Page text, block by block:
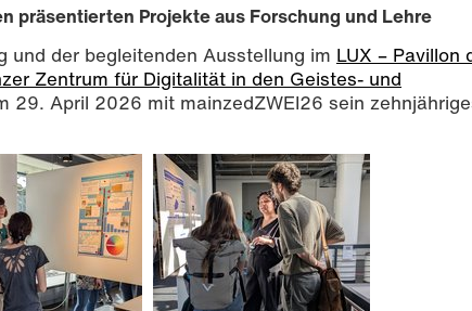
SA 4.0
präsentierten Projekte aus Forschung und Lehre
und der begleitenden Ausstellung im LUX – Pavillon
Zentrum für Digitalität in den Geistes- und
29. April 2026 mit mainzedZWEI26 sein